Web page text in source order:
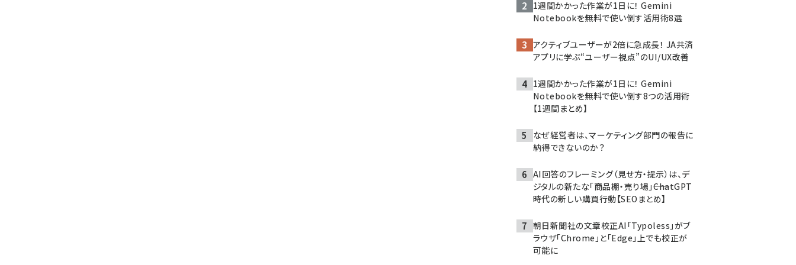
1週間かかった作業が1日に！ Gemini
Notebookを無料で使い倒す活用術8選
アクティブユーザーが2倍に急成長！ JA共済
アプリに学ぶ“ユーザー視点”のUI/UX改善
1週間かかった作業が1日に！ Gemini
Notebookを無料で使い倒す8つの活用術
【1週間まとめ】
なぜ経営者は、マーケティング部門の報告に
納得できないのか？
AI回答のフレーミング（見せ方・提示）は、デ
ジタルの新たな「商品棚・売り場」――ChatGPT
時代の新しい購買行動【SEOまとめ】
朝日新聞社の文章校正AI「Typoless」がブ
ラウザ「Chrome」と「Edge」上でも校正が
可能に